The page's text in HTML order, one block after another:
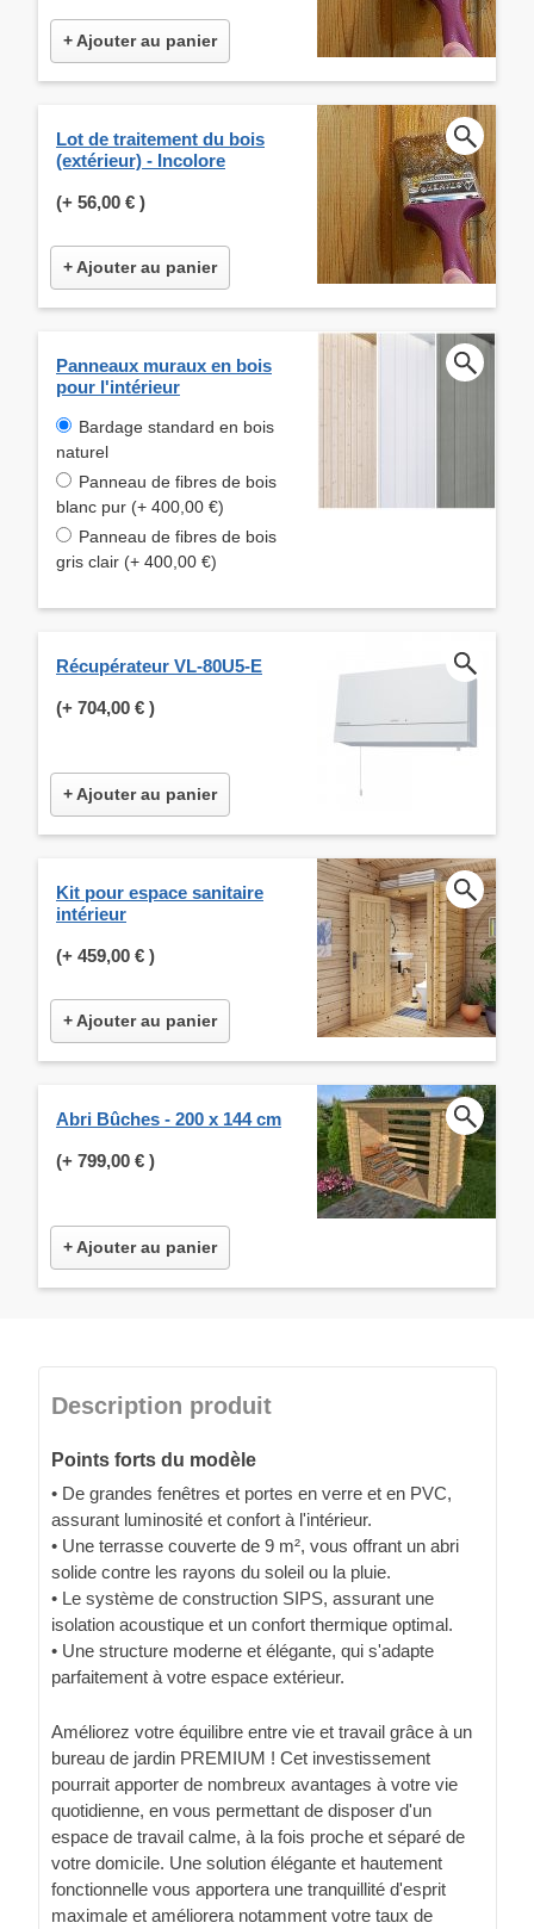
+ Ajouter au panier
Lot de traitement du bois
(extérieur) - Incolore
(+ 56,00 € )
+ Ajouter au panier
Panneaux muraux en bois
pour l'intérieur
Bardage standard en bois
naturel
Panneau de fibres de bois
blanc pur (+ 400,00 €)
Panneau de fibres de bois
gris clair (+ 400,00 €)
Récupérateur VL-80U5-E
(+ 704,00 € )
+ Ajouter au panier
Kit pour espace sanitaire
intérieur
(+ 459,00 € )
+ Ajouter au panier
Abri Bûches - 200 x 144 cm
(+ 799,00 € )
+ Ajouter au panier
Description produit
Points forts du modèle
• De grandes fenêtres et portes en verre et en PVC,
assurant luminosité et confort à l'intérieur.
• Une terrasse couverte de 9 m², vous offrant un abri
solide contre les rayons du soleil ou la pluie.
• Le système de construction SIPS, assurant une
isolation acoustique et un confort thermique optimal.
• Une structure moderne et élégante, qui s'adapte
parfaitement à votre espace extérieur.
Améliorez votre équilibre entre vie et travail grâce à un
bureau de jardin PREMIUM ! Cet investissement
pourrait apporter de nombreux avantages à votre vie
quotidienne, en vous permettant de disposer d'un
espace de travail calme, à la fois proche et séparé de
votre domicile. Une solution élégante et hautement
fonctionnelle vous apportera une tranquillité d'esprit
maximale et améliorera notamment votre taux de